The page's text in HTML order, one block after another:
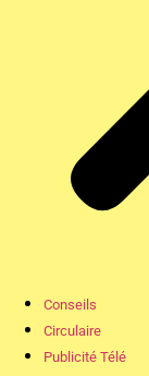
Conseils
Circulaire
Publicité Télé